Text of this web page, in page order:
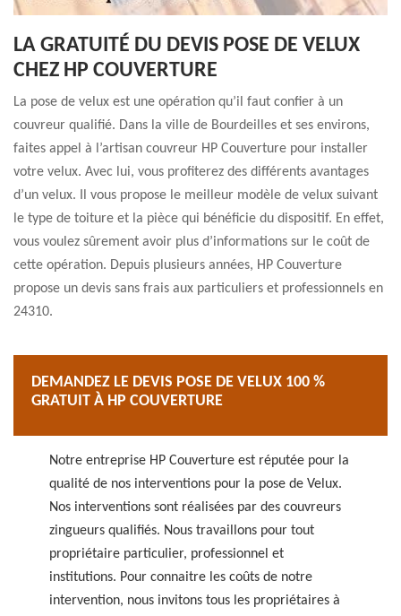
LA GRATUITÉ DU DEVIS POSE DE VELUX
CHEZ HP COUVERTURE
La pose de velux est une opération qu’il faut confier à un
couvreur qualifié. Dans la ville de Bourdeilles et ses environs,
faites appel à l’artisan couvreur HP Couverture pour installer
votre velux. Avec lui, vous profiterez des différents avantages
d’un velux. Il vous propose le meilleur modèle de velux suivant
le type de toiture et la pièce qui bénéficie du dispositif. En effet,
vous voulez sûrement avoir plus d’informations sur le coût de
cette opération. Depuis plusieurs années, HP Couverture
propose un devis sans frais aux particuliers et professionnels en
24310.
DEMANDEZ LE DEVIS POSE DE VELUX 100 %
GRATUIT À HP COUVERTURE
Notre entreprise HP Couverture est réputée pour la
qualité de nos interventions pour la pose de Velux.
Nos interventions sont réalisées par des couvreurs
zingueurs qualifiés. Nous travaillons pour tout
propriétaire particulier, professionnel et
institutions. Pour connaitre les coûts de notre
intervention, nous invitons tous les propriétaires à